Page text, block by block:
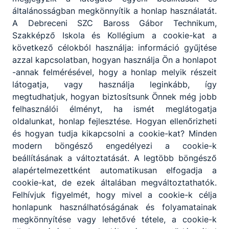
Várható kezdés:2026. szeptember
Jelentkezés: 25 éves korig („Tanulói
jogviszony tanköteles kiskorúval, továbbá a
nappali rendszerű szakmai oktatásban részt
vevő tanulóval hozható létre annak a
tanévnek az utolsó napjáig, amelyikben a
tanuló a huszonötödik életévét betölti.”)
Finanszírozási forma: államilag támogatott,
ingyenes
Oktatás: az elméleti képzés az intézményben,
szakmai gyakorlat iskolai tanműhelyben vagy
külső gyakorlati helyen
Oktatási napok: minden hétköznap
Felvételi vizsga
: nincs
Beszámítás: a szakmai programban
meghatározottak szerint, igazgatói döntés
alapján
Felvétel feltétele
: egészségügyi alkalmasság
általánosságban megkönnyítik a honlap használatát.
A Debreceni SZC Baross Gábor Technikum,
Szakképző Iskola és Kollégium a cookie-kat a
következő célokból használja: információ gyűjtése
azzal kapcsolatban, hogyan használja Ön a honlapot
-annak felmérésével, hogy a honlap melyik részeit
látogatja, vagy használja leginkább, így
megtudhatjuk, hogyan biztosítsunk Önnek még jobb
felhasználói élményt, ha ismét meglátogatja
oldalunkat, honlap fejlesztése. Hogyan ellenőrizheti
és hogyan tudja kikapcsolni a cookie-kat? Minden
modern böngésző engedélyezi a cookie-k
beállításának a változtatását. A legtöbb böngésző
alapértelmezettként automatikusan elfogadja a
cookie-kat, de ezek általában megváltoztathatók.
Felhívjuk figyelmét, hogy mivel a cookie-k célja
honlapunk használhatóságának és folyamatainak
megkönnyítése vagy lehetővé tétele, a cookie-k